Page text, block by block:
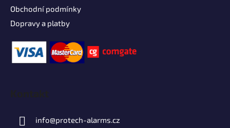
Obchodní podmínky
Dopravy a platby
Kontakt
info@protech-alarms.cz